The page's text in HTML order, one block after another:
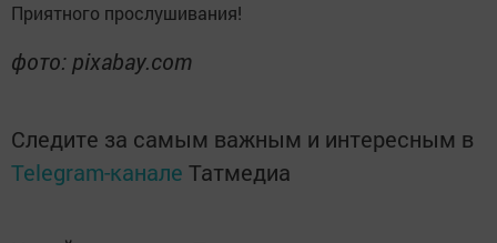
Приятного прослушивания!
фото: pixabay.com
Следите за самым важным и интересным в
Telegram-канале Татмедиа